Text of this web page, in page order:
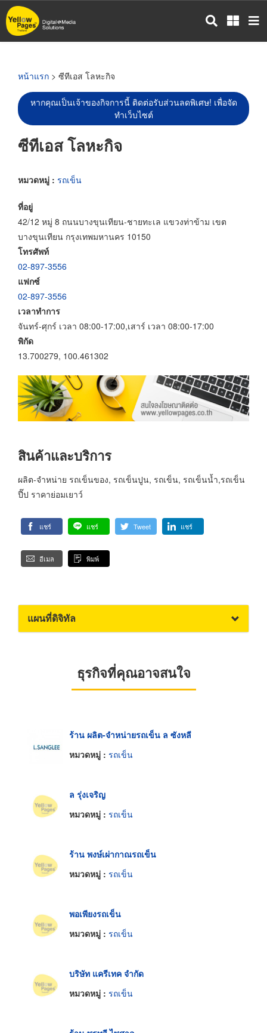
ข้าม
ไป
หน้าแรก > ซีทีเอส โลหะกิจ
หากคุณเป็นเจ้าของกิจการนี้ ติดต่อรับส่วนลดพิเศษ! เพื่อจัด
ทำเว็บไซต์
ซีทีเอส โลหะกิจ
หมวดหมู่ : รถเข็น
ที่อยู่
42/12 หมู่ 8 ถนนบางขุนเทียน-ชายทะเล แขวงท่าข้าม เขต
บางขุนเทียน กรุงเทพมหานคร 10150
โทรศัพท์
02-897-3556
แฟกซ์
02-897-3556
เวลาทำการ
จันทร์-ศุกร์ เวลา 08:00-17:00,เสาร์ เวลา 08:00-17:00
พิกัด
13.700279, 100.461302
สินค้าและบริการ
ผลิต-จำหน่าย รถเข็นของ, รถเข็นปูน, รถเข็น, รถเข็นน้ำ,รถเข็น
ปี๊ป ราคาย่อมเยาว์
แชร์ แชร์ Tweet แชร์
อีเมล พิมพ์
แผนที่ดิจิทัล
ธุรกิจที่คุณอาจสนใจ
ร้าน ผลิต-จำหน่ายรถเข็น ล ซังหลี
หมวดหมู่ : รถเข็น
ล รุ่งเจริญ
หมวดหมู่ : รถเข็น
ร้าน พงษ์เผ่ากาณรถเข็น
หมวดหมู่ : รถเข็น
พอเพียงรถเข็น
หมวดหมู่ : รถเข็น
บริษัท แครีเทค จำกัด
หมวดหมู่ : รถเข็น